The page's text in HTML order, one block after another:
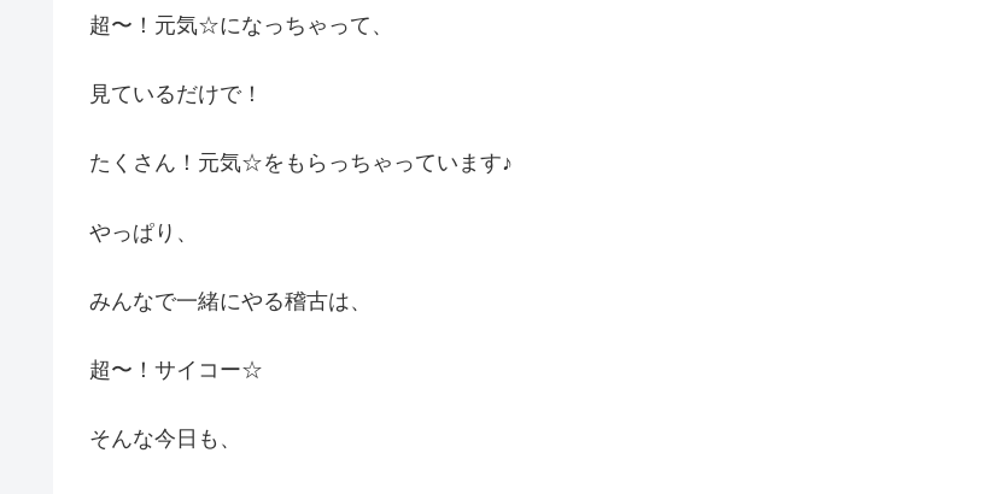
超〜！元気☆になっちゃって、
見ているだけで！
たくさん！元気☆をもらっちゃっています♪
やっぱり、
みんなで一緒にやる稽古は、
超〜！サイコー☆
そんな今日も、